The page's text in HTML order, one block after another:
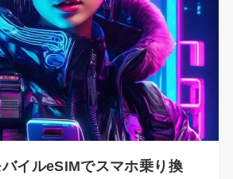
イルeSIMでスマホ乗り換